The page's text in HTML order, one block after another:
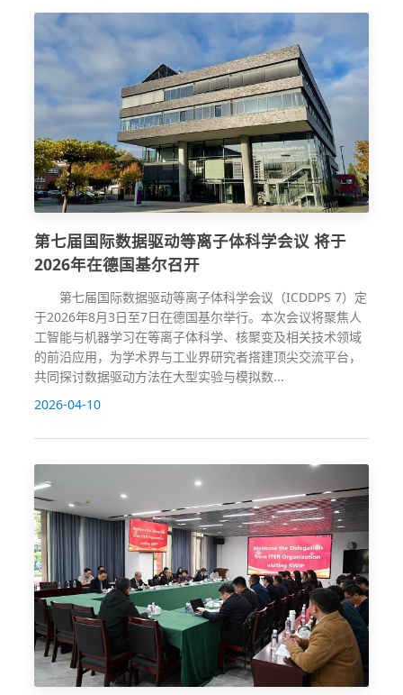
第七届国际数据驱动等离子体科学会议 将于
2026年在德国基尔召开
第七届国际数据驱动等离子体科学会议（ICDDPS 7）定
于2026年8月3日至7日在德国基尔举行。本次会议将聚焦人
工智能与机器学习在等离子体科学、核聚变及相关技术领域
的前沿应用，为学术界与工业界研究者搭建顶尖交流平台，
共同探讨数据驱动方法在大型实验与模拟数...
2026-04-10